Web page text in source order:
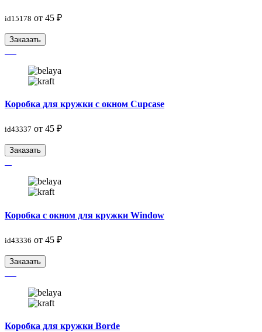
id15178 от 45 ₽
Заказать
Коробка для кружки с окном Cupcase
id43337 от 45 ₽
Заказать
Коробка с окном для кружки Window
id43336 от 45 ₽
Заказать
Коробка для кружки Borde